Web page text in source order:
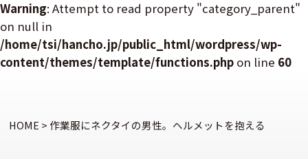
Warning: Attempt to read property "category_parent"
on null in
/home/tsi/hancho.jp/public_html/wordpress/wp-
content/themes/template/functions.php on line 60
HOME > 作業服にネクタイの男性。ヘルメットを抱える